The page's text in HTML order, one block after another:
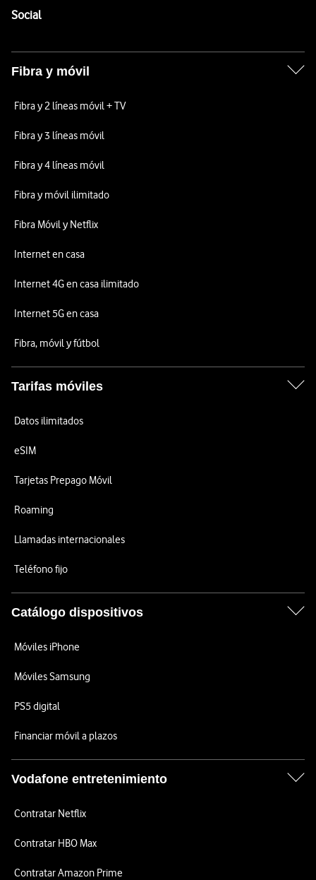
SocialEnlaces a las redes sociales de Vodafone
Fibra y móvil
Fibra y 2 líneas móvil + TV
Fibra y 3 líneas móvil
Fibra y 4 líneas móvil
Fibra y móvil ilimitado
Fibra Móvil y Netflix
Internet en casa
Internet 4G en casa ilimitado
Internet 5G en casa
Fibra, móvil y fútbol
Tarifas móviles
Datos ilimitados
eSIM
Tarjetas Prepago Móvil
Roaming
Llamadas internacionales
Teléfono fijo
Catálogo dispositivos
Móviles iPhone
Móviles Samsung
PS5 digital
Financiar móvil a plazos
Vodafone entretenimiento
Contratar Netflix
Contratar HBO Max
Contratar Amazon Prime